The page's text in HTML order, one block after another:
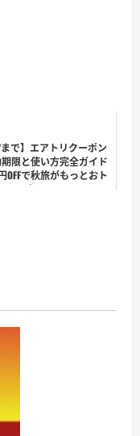
まで】エアトリクーポン
限と使い方完全ガイド
OFFで秋旅がもっとおト
クに！